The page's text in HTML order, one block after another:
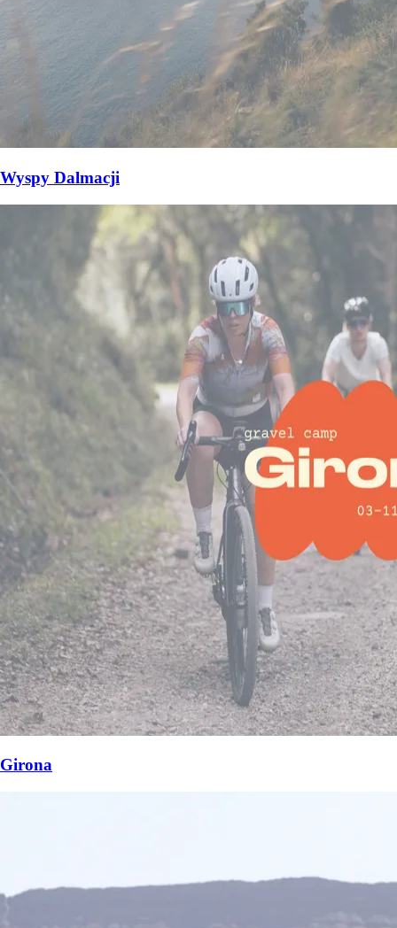
Wyspy Dalmacji
Girona